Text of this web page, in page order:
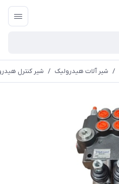
/ شیر آلات هیدرولیک / شیر کنترل هیدرولیک دستی دو